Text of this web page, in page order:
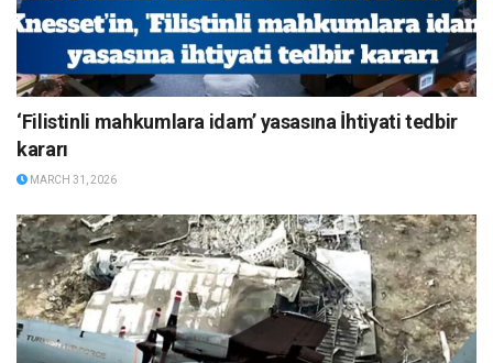
‘Filistinli mahkumlara idam’ yasasına İhtiyati tedbir
kararı
MARCH 31, 2026